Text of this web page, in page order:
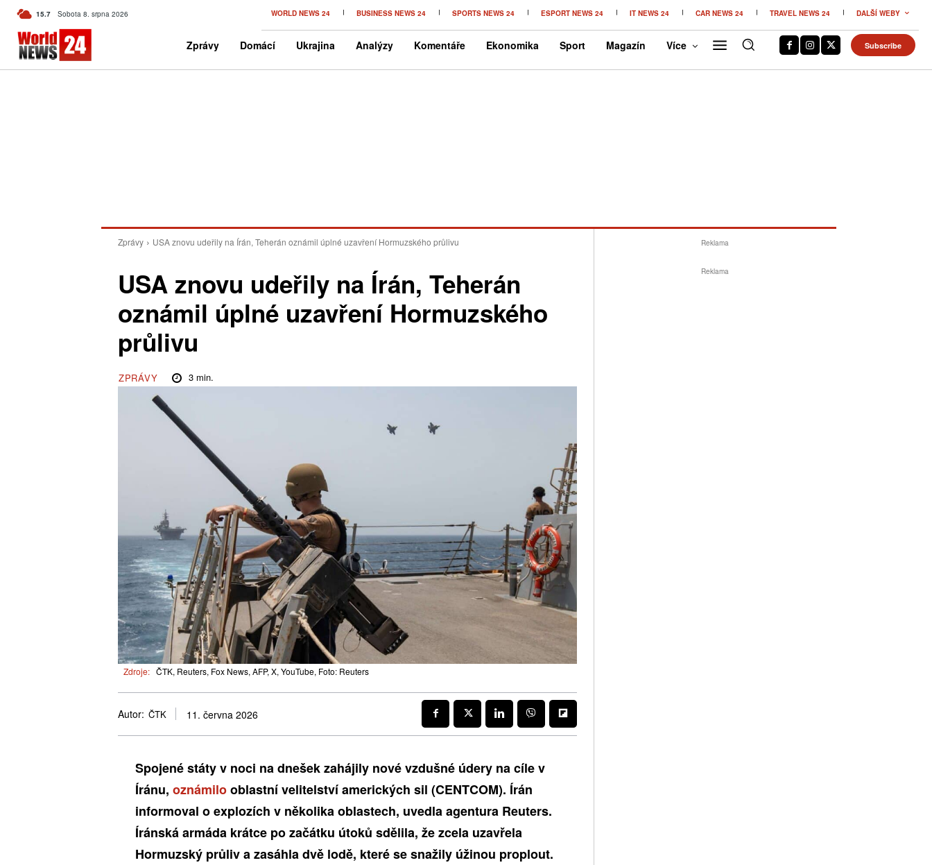
15.7 C Czech
Sobota 8. srpna 2026 WORLD NEWS 24 BUSINESS NEWS 24 SPORTS NEWS 24 ESPORT NEWS 24 IT NEWS 24 CAR NEWS 24 TRAVEL NEWS 24 DALŠÍ WEBY
Zprávy Domácí Ukrajina Analýzy Komentáře Ekonomika Sport Magazín Více Subscribe
Zprávy USA znovu udeřily na Írán, Teherán oznámil úplné uzavření Hormuzského průlivu
USA znovu udeřily na Írán, Teherán
oznámil úplné uzavření Hormuzského
průlivu
ZPRÁVY 3 min.
Zdroje: ČTK, Reuters, Fox News, AFP, X, YouTube, Foto: Reuters
Autor: ČTK 11. června 2026
Spojené státy v noci na dnešek zahájily nové vzdušné údery na cíle v
Íránu, oznámilooblastní velitelství amerických sil (CENTCOM). Írán
informoval o explozích v několika oblastech, uvedla agentura Reuters.
Íránská armáda krátce po začátku útoků sdělila, že zcela uzavřela
Hormuzský průliv a zasáhla dvě lodě, které se snažily úžinou proplout.
Reklama
Reklama